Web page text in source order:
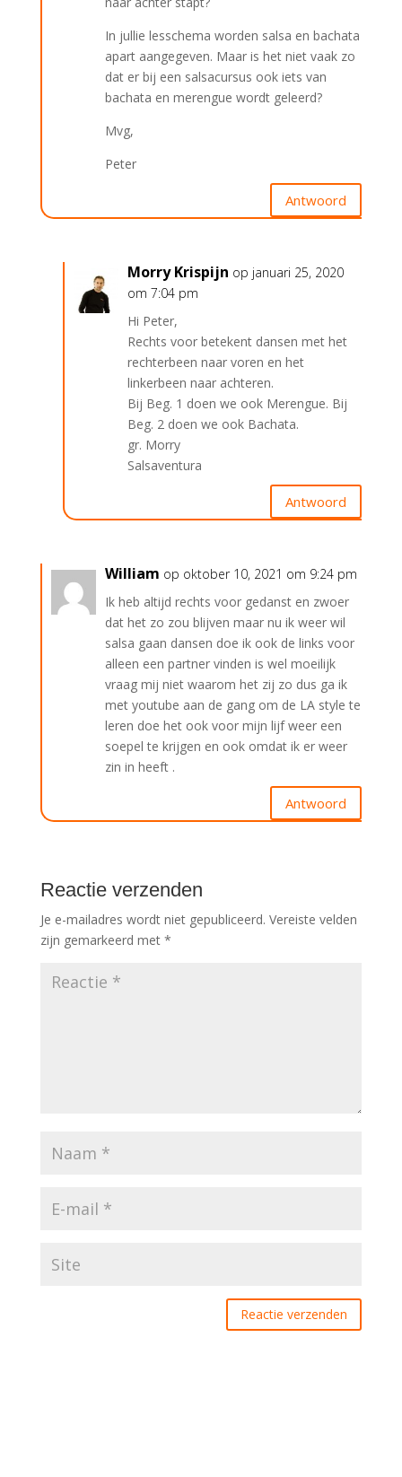
In jullie lesschema worden salsa en bachata
apart aangegeven. Maar is het niet vaak zo
dat er bij een salsacursus ook iets van
bachata en merengue wordt geleerd?
Mvg,
Peter
Antwoord
Morry Krispijn op januari 25, 2020
om 7:04 pm
Hi Peter,
Rechts voor betekent dansen met het
rechterbeen naar voren en het
linkerbeen naar achteren.
Bij Beg. 1 doen we ook Merengue. Bij
Beg. 2 doen we ook Bachata.
gr. Morry
Salsaventura
Antwoord
William op oktober 10, 2021 om 9:24 pm
Ik heb altijd rechts voor gedanst en zwoer
dat het zo zou blijven maar nu ik weer wil
salsa gaan dansen doe ik ook de links voor
alleen een partner vinden is wel moeilijk
vraag mij niet waarom het zij zo dus ga ik
met youtube aan de gang om de LA style te
leren doe het ook voor mijn lijf weer een
soepel te krijgen en ook omdat ik er weer
zin in heeft .
Antwoord
Reactie verzenden
Je e-mailadres wordt niet gepubliceerd. Vereiste velden
zijn gemarkeerd met *